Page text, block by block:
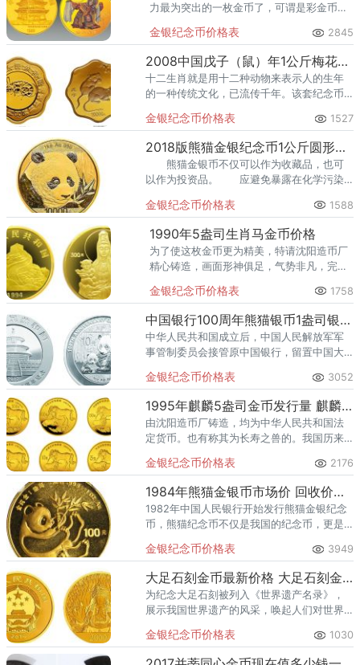
力最为突出的一枚金币了，可谓是彩金币的
今日价格如何？其前身为徽剧，通称皮簧
金银纪念币价格表 2845
2008中国戊子（鼠）年1公斤梅花形纪念金币
十二生肖就是用十二种动物来表示人的生年
的一种传统文化，已流传千年。该套纪念币
人民共和国法定货币。
金银纪念币价格表 1527
2018版熊猫金银纪念币1公斤圆形金质纪念币
熊猫金银币不仅可以作为收藏品，也可
以作为投资品。 应避免暴露在化学污染
防止人体汗液侵蚀产品。 如需清洗，建
议聘请专业清洗机构清洗。
金银纪念币价格表 1588
1990年5盎司生肖马金币价格
为了使这枚金币更为精美，特请沈阳造币厂
精心铸造，画面形神俱足，气势非凡，完美
金银纪念币价格表 1758
中国银行100周年熊猫银币1盎司银币 价格
中华人民共和国成立后，中国人民解放军军
事管制委员会接管原中国银行，留置中国大
续以中国银行行名营业存续。
金银纪念币价格表 3052
1995年麒麟5盎司金币发行量 麒麟金银纪念币回收价格
由沈阳造币厂铸造，均为中华人民共和国法
定货币。也有称其为长寿之兽的。我国历来
麟列为“四灵”之首。
金银纪念币价格表 2176
1984年熊猫金银币市场价 回收价目表
1982年中国人民银行开始发行熊猫金银纪念
币，熊猫纪念币不仅是我国的纪念币，更是
艺以及题材成为了世界金银币收藏爱好者的
热门选择。1984年熊猫
金银纪念币价格表 3949
大足石刻金币最新价格 大足石刻金币价格
为纪念大足石刻被列入《世界遗产名录》，
展示我国世界遗产的风采，唤起人们对世界
19日发行了世界遗产——大足石刻金银纪念
币一套。该套金银纪念
金银纪念币价格表 1030